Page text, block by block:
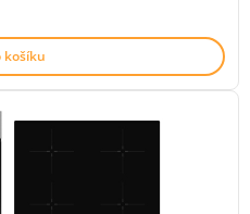
košíku